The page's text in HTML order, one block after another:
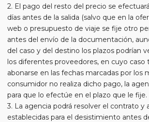
2. El pago del resto del precio se
días antes de la salida (salvo que en la
web o presupuesto de viaje se fije otro
antes del envío de la documentación,
del caso y del destino los plazos podrían
los diferentes proveedores, en cuyo caso
abonarse en las fechas marcadas por los
consumidor no realiza dicho pago, la
para que lo efectúe en el plazo que le fije.
3. La agencia podrá resolver el contrato y
establecidas para el desistimiento antes